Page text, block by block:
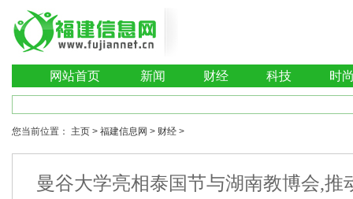
网站首页 新闻 财经 科技 时
您当前位置： 主页 > 福建信息网 > 财经 >
曼谷大学亮相泰国节与湖南教博会,推